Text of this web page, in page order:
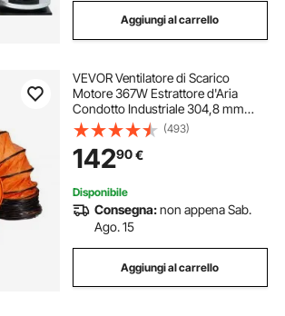
Aggiungi al carrello
VEVOR Ventilatore di Scarico
Motore 367W Estrattore d'Aria
Condotto Industriale 304,8 mm
Tubo di Scarico Volume d'Aria 2574
CFM Ventilatore di Scarico per
Estrarre Fumo Velocità 2800
giri/min
(493)
14290€
Disponibile
Consegna:non appena Sab.
Ago. 15
Aggiungi al carrello